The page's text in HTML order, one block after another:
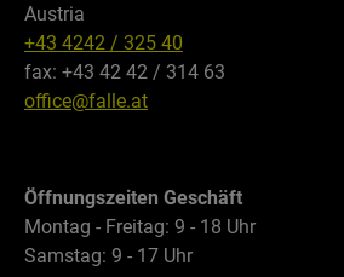
Austria
+43 4242 / 325 40
fax: +43 42 42 / 314 63
office@falle.at
Öffnungszeiten Geschäft
Montag - Freitag: 9 - 18 Uhr
Samstag: 9 - 17 Uhr